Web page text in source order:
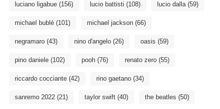
luciano ligabue(156) lucio battisti (108) lucio dalla(59)
michael bublé(101) michael jackson(66)
negramaro(43) nino d'angelo(26) oasis (59)
pino daniele(102) pooh(76) renato zero(55)
riccardo cocciante(42) rino gaetano(34)
sanremo 2022(21) taylor swift(40) the beatles (50)